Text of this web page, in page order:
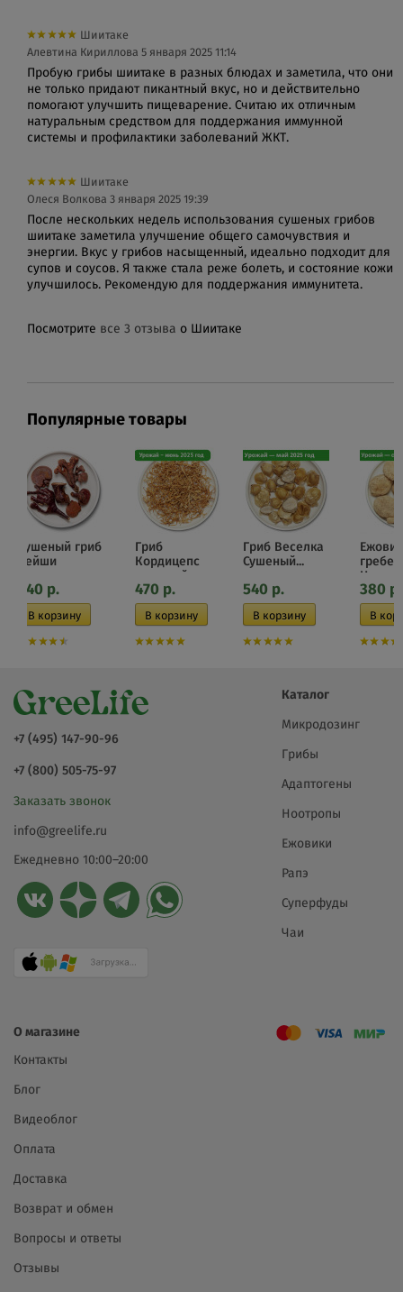
Шиитаке
Алевтина Кириллова 5 января 2025 11:14
Пробую грибы шиитаке в разных блюдах и заметила, что они
не только придают пикантный вкус, но и действительно
помогают улучшить пищеварение. Считаю их отличным
натуральным средством для поддержания иммунной
системы и профилактики заболеваний ЖКТ.
Шиитаке
Олеся Волкова 3 января 2025 19:39
После нескольких недель использования сушеных грибов
шиитаке заметила улучшение общего самочувствия и
энергии. Вкус у грибов насыщенный, идеально подходит для
супов и соусов. Я также стала реже болеть, и состояние кожи
улучшилось. Рекомендую для поддержания иммунитета.
Посмотрите все 3 отзыва о Шиитаке
Популярные товары
Сушеный гриб
рейши
340 р.
Гриб
Кордицепс
сушеный
470 р.
Гриб Веселка
Сушеный...
540 р.
Ежовик
380 р.
+7 (495) 147-90-96
+7 (800) 505-75-97
Заказать звонок
info@greelife.ru
Ежедневно 10:00–20:00
Каталог
Микродозинг
Грибы
Адаптогены
Ноотропы
Ежовики
Рапэ
Суперфуды
Чаи
О магазине
Контакты
Блог
Видеоблог
Оплата
Доставка
Возврат и обмен
Вопросы и ответы
Отзывы